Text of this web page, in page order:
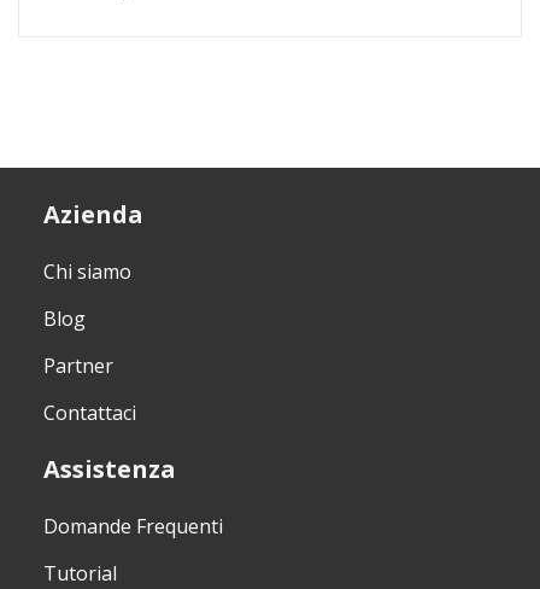
Azienda
Chi siamo
Blog
Partner
Contattaci
Assistenza
Domande Frequenti
Tutorial